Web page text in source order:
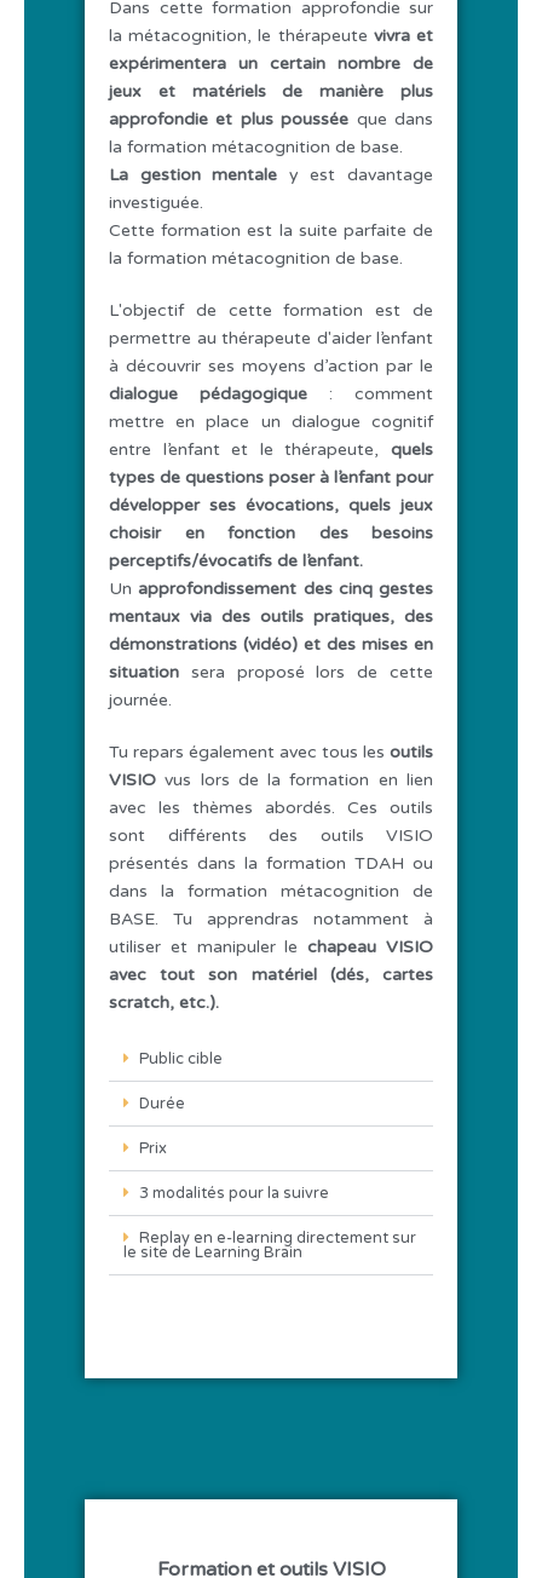
Dans cette formation approfondie sur
la métacognition, le thérapeute vivra et
expérimentera un certain nombre de
jeux et matériels de manière plus
approfondie et plus poussée que dans
la formation métacognition de base.
La gestion mentale y est davantage
investiguée.
Cette formation est la suite parfaite de
la formation métacognition de base.
L'objectif de cette formation est de
permettre au thérapeute d'aider l’enfant
à découvrir ses moyens d’action par le
dialogue pédagogique : comment
mettre en place un dialogue cognitif
entre l’enfant et le thérapeute, quels
types de questions poser à l’enfant pour
développer ses évocations, quels jeux
choisir en fonction des besoins
perceptifs/évocatifs de l’enfant.
Unapprofondissement des cinq gestes
mentaux via des outils pratiques, des
démonstrations (vidéo) et des mises en
situation sera proposé lors de cette
journée.
Tu repars également avec tous les outils
VISIO vus lors de la formation en lien
avec les thèmes abordés. Ces outils
sont différents des outils VISIO
présentés dans la formation TDAH ou
dans la formation métacognition de
BASE. Tu apprendras notamment à
utiliser et manipuler lechapeau VISIO
avec tout son matériel (dés, cartes
scratch, etc.).
Public cible
Durée
Prix
3 modalités pour la suivre
Replay en e-learning directement sur
le site de Learning Brain
Formation et outils VISIO